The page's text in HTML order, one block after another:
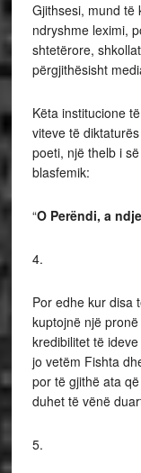
Gjithsesi, mund të
ndryshme leximi,
shtetërore,
përgjithësisht
Këta institucione
viteve të
poeti, një thelb i
blasfemik:
“O Perëndi, a
4.
Por edhe kur disa
kuptojnë një
kredibilitet të
jo vetëm Fishta
por të gjithë ata
duhet të vënë
5.